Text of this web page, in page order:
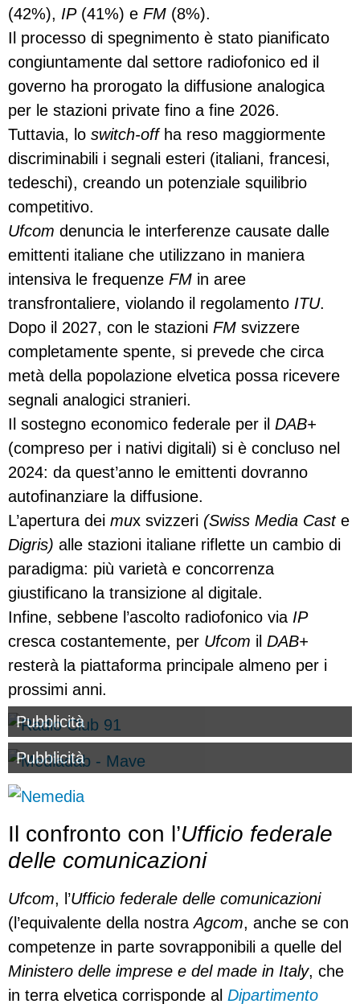
(42%), IP(41%) e FM (8%).
Il processo di spegnimento è stato pianificato
congiuntamente dal settore radiofonico ed il
governo ha prorogato la diffusione analogica
per le stazioni private fino a fine 2026.
Tuttavia, lo switch-offha reso maggiormente
discriminabili i segnali esteri (italiani, francesi,
tedeschi), creando un potenziale squilibrio
competitivo.
Ufcom denuncia le interferenze causate dalle
emittenti italiane che utilizzano in maniera
intensiva le frequenze FM in aree
transfrontaliere, violando il regolamento ITU.
Dopo il 2027, con le stazioni FM svizzere
completamente spente, si prevede che circa
metà della popolazione elvetica possa ricevere
segnali analogici stranieri.
Il sostegno economico federale per il DAB+
(compreso per i nativi digitali) si è concluso nel
2024: da quest’anno le emittenti dovranno
autofinanziare la diffusione.
L’apertura dei mux svizzeri (Swiss Media Caste
Digris) alle stazioni italiane riflette un cambio di
paradigma: più varietà e concorrenza
giustificano la transizione al digitale.
Infine, sebbene l’ascolto radiofonico via IP
cresca costantemente, per Ufcom il DAB+
resterà la piattaforma principale almeno per i
prossimi anni.
Pubblicità
Pubblicità
Il confronto con l’Ufficio federale
delle comunicazioni
Ufcom, l’Ufficio federale delle comunicazioni
(l’equivalente della nostraAgcom, anche se con
competenze in parte sovrapponibili a quelle del
Ministero delle imprese e del made in Italy, che
in terra elvetica corrisponde al Dipartimento